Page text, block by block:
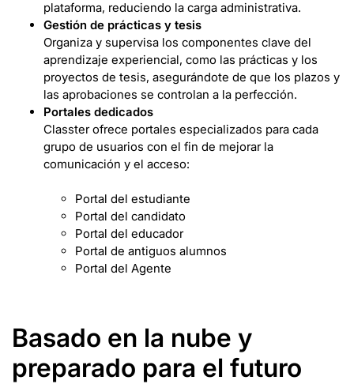
plataforma, reduciendo la carga administrativa.
Gestión de prácticas y tesis
Organiza y supervisa los componentes clave del
aprendizaje experiencial, como las prácticas y los
proyectos de tesis, asegurándote de que los plazos y
las aprobaciones se controlan a la perfección.
Portales dedicados
Classter ofrece portales especializados para cada
grupo de usuarios con el fin de mejorar la
comunicación y el acceso:
Portal del estudiante
Portal del candidato
Portal del educador
Portal de antiguos alumnos
Portal del Agente
Basado en la nube y
preparado para el futuro